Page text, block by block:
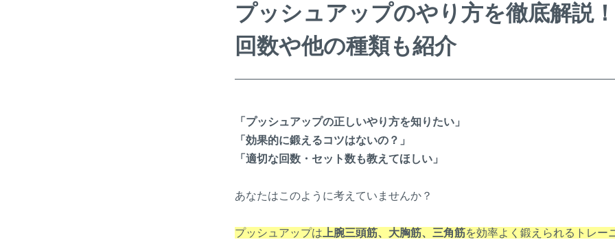
プッシュアップのやり方を徹底解説
回数や他の種類も紹介
「プッシュアップの正しいやり方を知りたい」
「効果的に鍛えるコツはないの？」
「適切な回数・セット数も教えてほしい」
あなたはこのように考えていませんか？
プッシュアップは 上腕三頭筋、大胸筋、三角筋を効率よく鍛えられるトレー